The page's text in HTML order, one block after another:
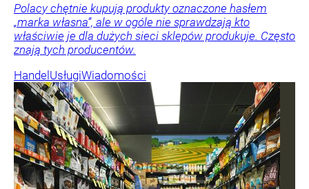
Polacy chętnie kupują produkty oznaczone hasłem
„marka własna”, ale w ogóle nie sprawdzają kto
właściwie je dla dużych sieci sklepów produkuje. Często
znają tych producentów.
HandelUsługiWiadomości